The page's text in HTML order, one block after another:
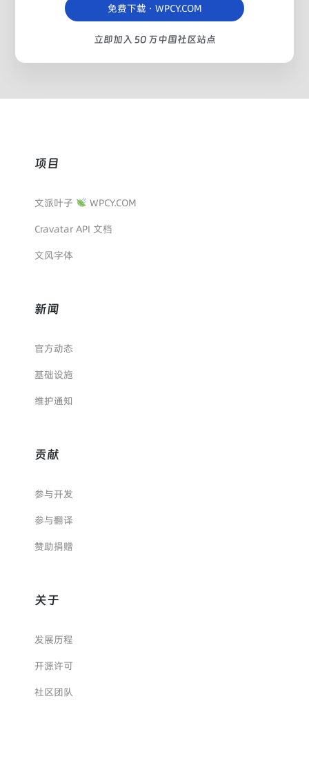
免费下载 · WPCY.COM
立即加入 50 万中国社区站点
项目
文派叶子
WPCY.COM
Cravatar API 文档
文风字体
新闻
官方动态
基础设施
维护通知
贡献
参与开发
参与翻译
赞助捐赠
关于
发展历程
开源许可
社区团队